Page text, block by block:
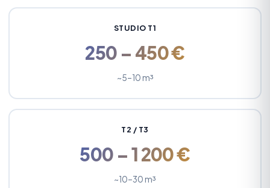
STUDIO T1
250 – 450 €
~5–10 m³
T2 / T3
500 – 1 200 €
~10–30 m³